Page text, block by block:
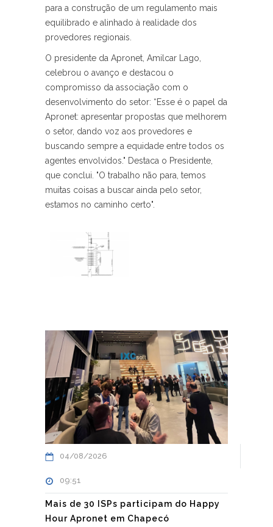
para a construção de um regulamento mais
equilibrado e alinhado à realidade dos
provedores regionais.
O presidente da Apronet, Amilcar Lago,
celebrou o avanço e destacou o
compromisso da associação com o
desenvolvimento do setor: “Esse é o papel da
Apronet: apresentar propostas que melhorem
o setor, dando voz aos provedores e
buscando sempre a equidade entre todos os
agentes envolvidos." Destaca o Presidente,
que conclui. "O trabalho não para, temos
muitas coisas a buscar ainda pelo setor,
estamos no caminho certo".
04/08/2026
09:51
Mais de 30 ISPs participam do Happy
Hour Apronet em Chapecó